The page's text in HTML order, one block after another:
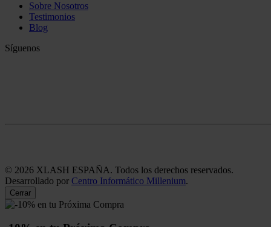
Sobre Nosotros
Testimonios
Blog
Síguenos
© 2026 XLASH ESPAÑA. Todos los derechos reservados.
Desarrollado por Centro Informático Millenium.
Cerrar